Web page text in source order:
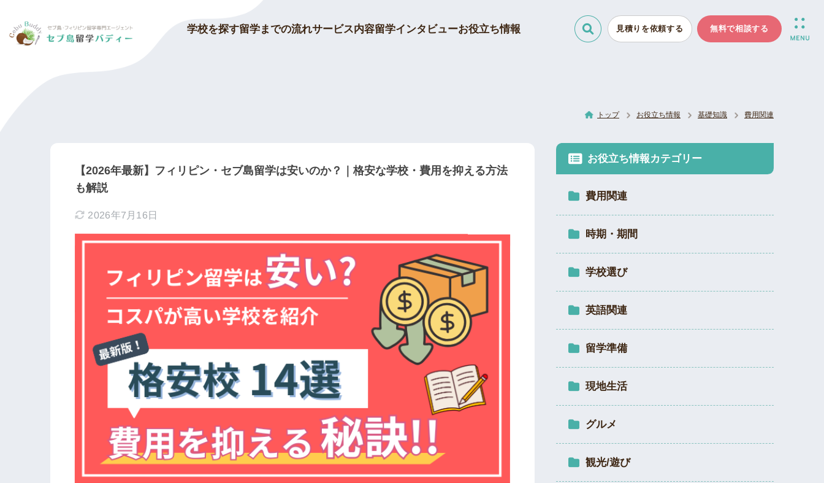
学校を探す留学までの流れサービス内容留学インタビューお役立ち情報 見積りを依頼する 無料で相談する
トップ お役立ち情報 基礎知識 費用関連
【2026年最新】フィリピン・セブ島留学は安いのか？｜格安な学校・費用を抑える方法
も解説
2026年7月16日
お役立ち情報カテゴリー
費用関連
時期・期間
学校選び
英語関連
留学準備
現地生活
グルメ
観光/遊び